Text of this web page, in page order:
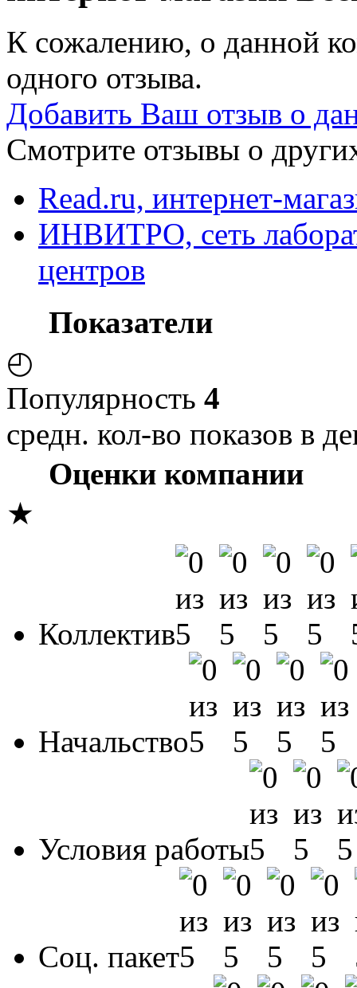
К сожалению, о данной
одного отзыва.
Добавить Ваш отзыв о
Смотрите отзывы о
Read.ru, интернет-
ИНВИТРО, сеть
центров
Показатели
◴
Популярность 4
средн. кол-во показов в
Оценки компании
★
Коллектив
Начальство
Условия работы
Соц. пакет